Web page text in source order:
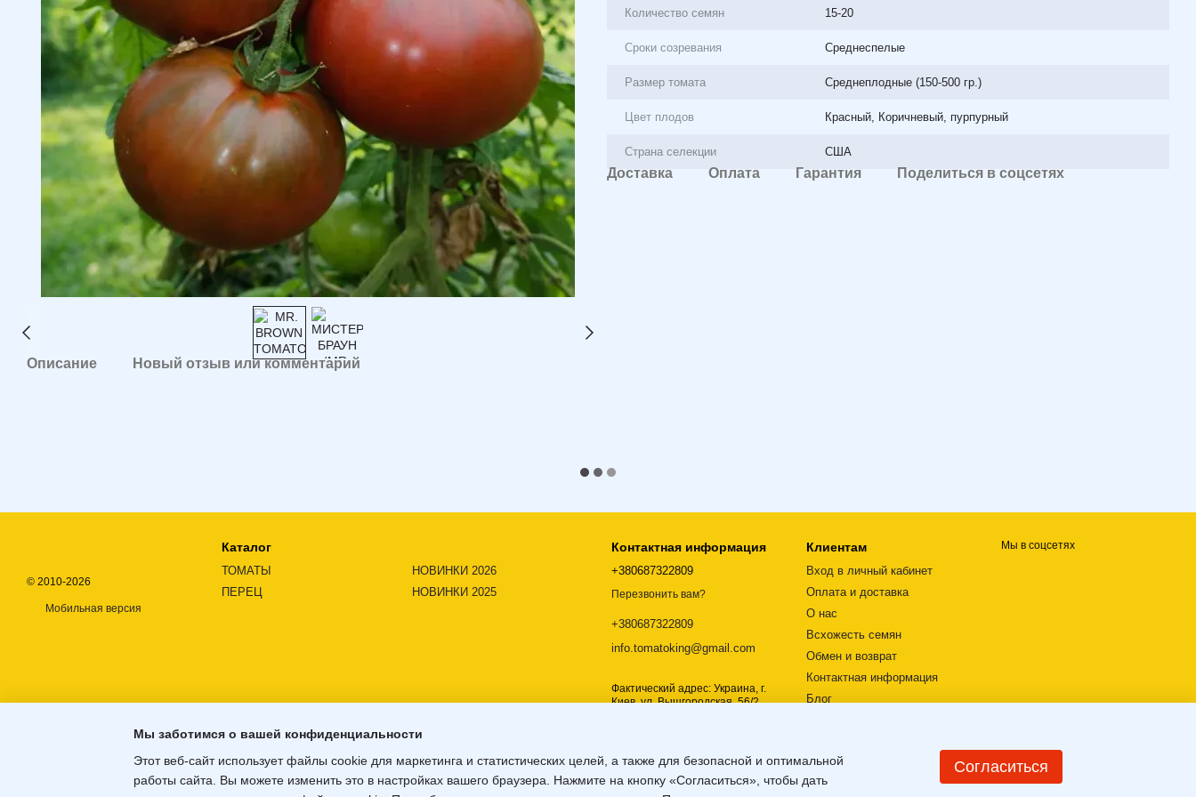
Описание Новый отзыв или комментарий
Количество семян 15-20
Сроки созревания Среднеспелые
Размер томата Среднеплодные (150-500 гр.)
Цвет плодов Красный, Коричневый, пурпурный
Страна селекции США
Доставка Оплата Гарантия Поделиться в соцсетях
© 2010-2026
Мобильная версия
Каталог
ТОМАТЫ
ПЕРЕЦ
НОВИНКИ 2026
НОВИНКИ 2025
Контактная информация
+380687322809
Перезвонить вам?
+380687322809
info.tomatoking@gmail.com
Фактический адрес: Украина, г.
Киев, ул. Вышгородская, 56/2,
Клиентам
Вход в личный кабинет
Оплата и доставка
О нас
Всхожесть семян
Обмен и возврат
Контактная информация
Блог
Карта сайта
Мы в соцсетях
Мы заботимся о вашей конфиденциальности
Этот веб-сайт использует файлы cookie для маркетинга и статистических целей, а также для безопасной и оптимальной
работы сайта. Вы можете изменить это в настройках вашего браузера. Нажмите на кнопку «Согласиться», чтобы дать
Согласиться